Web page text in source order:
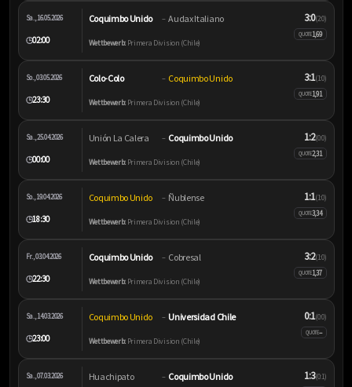
Sa., 16.05.2026
🕒02:00
Coquimbo Unido – Audax Italiano
Wettbewerb:Primera Division (Chile)
3:0(2:0)
QUOTE1,69
So., 03.05.2026
🕒23:30
Colo-Colo – Coquimbo Unido
Wettbewerb:Primera Division (Chile)
3:1(1:0)
QUOTE1,91
Sa., 25.04.2026
🕒00:00
Unión La Calera – Coquimbo Unido
Wettbewerb:Primera Division (Chile)
1:2(0:0)
QUOTE2,31
So., 19.04.2026
🕒18:30
Coquimbo Unido – Ñublense
Wettbewerb:Primera Division (Chile)
1:1(1:0)
QUOTE3,34
Fr., 03.04.2026
🕒22:30
Coquimbo Unido – Cobresal
Wettbewerb:Primera Division (Chile)
3:2(1:0)
QUOTE1,37
Sa., 14.03.2026
🕒23:00
Coquimbo Unido – Universidad Chile
Wettbewerb:Primera Division (Chile)
0:1(0:0)
QUOTE–
Sa., 07.03.2026 Huachipato – Coquimbo Unido 1:3(0:1)